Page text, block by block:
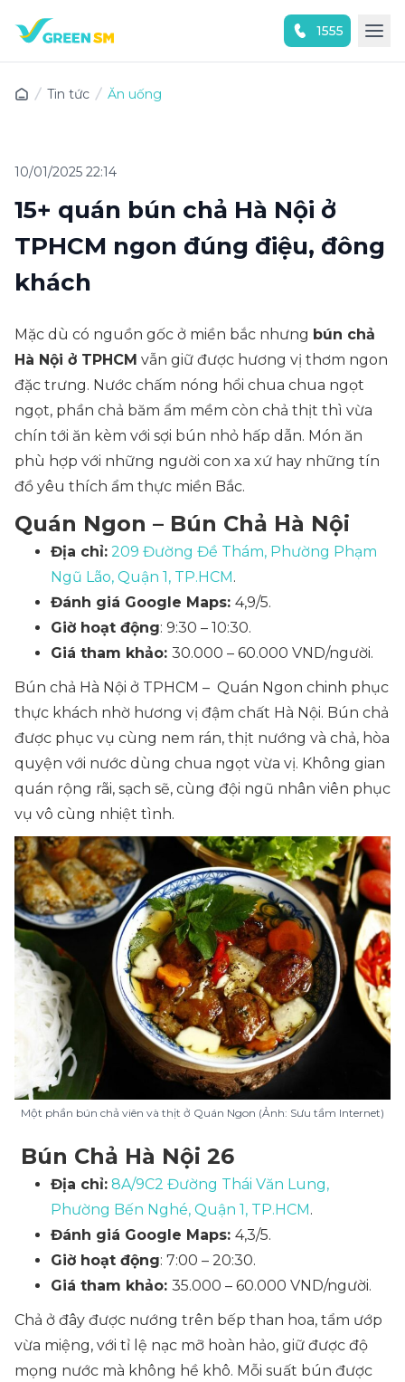
1555
Tin tức Ăn uống
10/01/2025 22:14
15+ quán bún chả Hà Nội ở
TPHCM ngon đúng điệu, đông
khách
Mặc dù có nguồn gốc ở miền bắc nhưng bún chả
Hà Nội ở TPHCM vẫn giữ được hương vị thơm ngon
đặc trưng. Nước chấm nóng hổi chua chua ngọt
ngọt, phần chả băm ẩm mềm còn chả thịt thì vừa
chín tới ăn kèm với sợi bún nhỏ hấp dẫn. Món ăn
phù hợp với những người con xa xứ hay những tín
đồ yêu thích ẩm thực miền Bắc.
Quán Ngon – Bún Chả Hà Nội
Địa chỉ: 209 Đường Đề Thám, Phường Phạm
Ngũ Lão, Quận 1, TP.HCM.
Đánh giá Google Maps: 4,9/5.
Giờ hoạt động: 9:30 – 10:30.
Giá tham khảo: 30.000 – 60.000 VND/người.
Bún chả Hà Nội ở TPHCM – Quán Ngon chinh phục
thực khách nhờ hương vị đậm chất Hà Nội. Bún chả
được phục vụ cùng nem rán, thịt nướng và chả, hòa
quyện với nước dùng chua ngọt vừa vị. Không gian
quán rộng rãi, sạch sẽ, cùng đội ngũ nhân viên phục
vụ vô cùng nhiệt tình.
Một phần bún chả viên và thịt ở Quán Ngon (Ảnh: Sưu tầm Internet)
Bún Chả Hà Nội 26
Địa chỉ: 8A/9C2 Đường Thái Văn Lung,
Phường Bến Nghé, Quận 1, TP.HCM.
Đánh giá Google Maps: 4,3/5.
Giờ hoạt động: 7:00 – 20:30.
Giá tham khảo: 35.000 – 60.000 VND/người.
Chả ở đây được nướng trên bếp than hoa, tẩm ướp
vừa miệng, với tỉ lệ nạc mỡ hoàn hảo, giữ được độ
mọng nước mà không hề khô. Mỗi suất bún được